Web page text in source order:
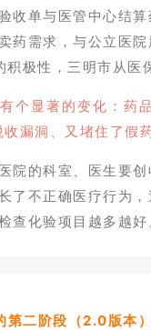
收单与医管中心结
药需求，与公立医
极性，三明市从医
个显著的变化：药
漏洞、又堵住了假
院的科室、医生要
了不正确医疗行为
查化验项目越多越
第二阶段（2.0版本